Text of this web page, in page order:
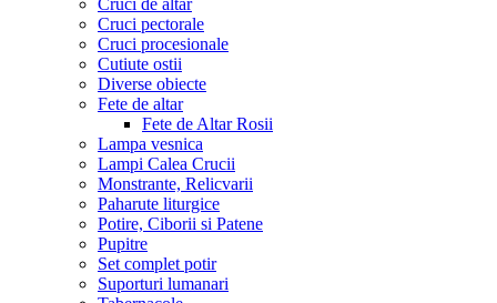
Cruci de altar
Cruci pectorale
Cruci procesionale
Cutiute ostii
Diverse obiecte
Fete de altar
Fete de Altar Rosii
Lampa vesnica
Lampi Calea Crucii
Monstrante, Relicvarii
Paharute liturgice
Potire, Ciborii si Patene
Pupitre
Set complet potir
Suporturi lumanari